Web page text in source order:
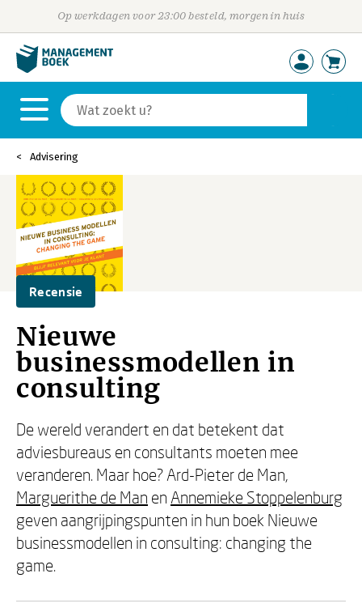
Op werkdagen voor 23:00 besteld, morgen in huis
Advisering
Recensie
Nieuwe
businessmodellen in
consulting
De wereld verandert en dat betekent dat
adviesbureaus en consultants moeten mee
veranderen. Maar hoe? Ard-Pieter de Man,
Marguerithe de Man en Annemieke Stoppelenburg
geven aangrijpingspunten in hun boek Nieuwe
businessmodellen in consulting: changing the
game.